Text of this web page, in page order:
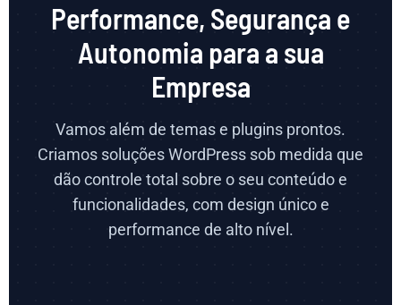
Performance, Segurança e
Autonomia para a sua
Empresa
Vamos além de temas e plugins prontos.
Criamos soluções WordPress sob medida que
dão controle total sobre o seu conteúdo e
funcionalidades, com design único e
performance de alto nível.